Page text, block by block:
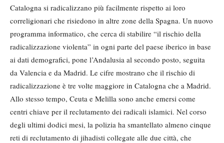
Catalogna si radicalizzano più facilmente rispetto ai loro
correligionari che risiedono in altre zone della Spagna. Un nuovo
programma informatico, che cerca di stabilire “il rischio della
radicalizzazione violenta” in ogni parte del paese iberico in base
ai dati demografici, pone l’Andalusia al secondo posto, seguita
da Valencia e da Madrid. Le cifre mostrano che il rischio di
radicalizzazione è tre volte maggiore in Catalogna che a Madrid.
Allo stesso tempo, Ceuta e Melilla sono anche emersi come
centri chiave per il reclutamento dei radicali islamici. Nel corso
degli ultimi dodici mesi, la polizia ha smantellato almeno cinque
reti di reclutamento di jihadisti collegate alle due città, che